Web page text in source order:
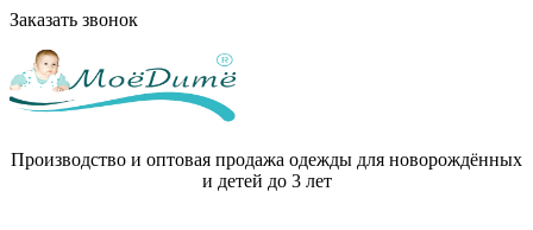
Заказать звонок
Производство и оптовая продажа одежды для новорождённых
и детей до 3 лет